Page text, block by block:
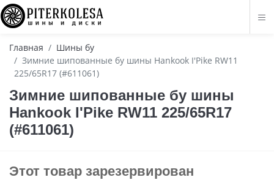
Главная
Шины бу
Зимние шипованные бу шины Hankook I'Pike RW11
225/65R17 (#611061)
Зимние шипованные бу шины
Hankook I'Pike RW11 225/65R17
(#611061)
Этот товар зарезервирован